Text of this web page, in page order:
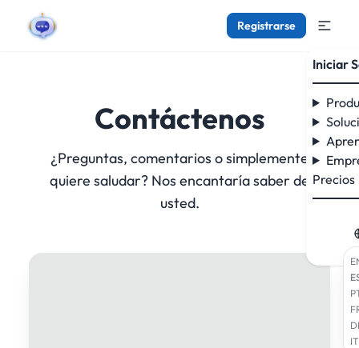
Registrarse
Iniciar
Precios
IT
Contáctenos
¿Preguntas, comentarios o simplemente
quiere saludar? Nos encantaría saber de
usted.